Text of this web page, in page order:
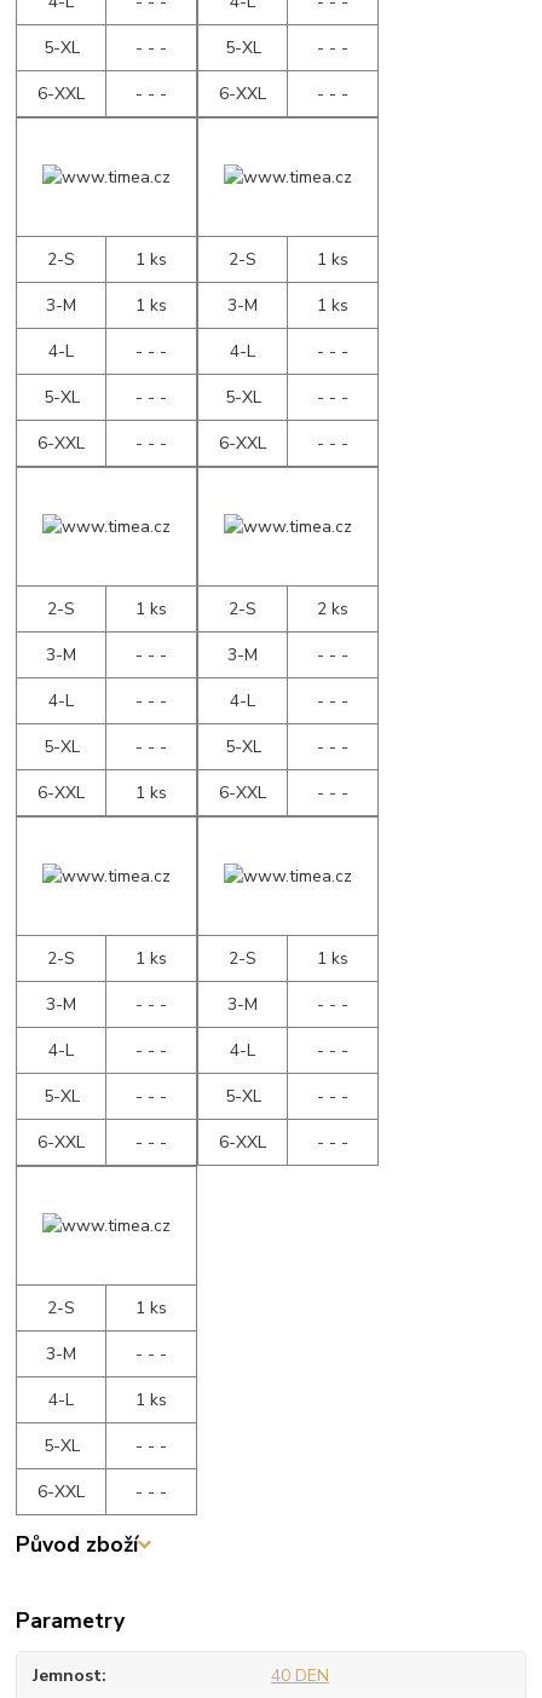
5-XL
- - -
6-XXL
- - -
5-XL
- - -
6-XXL
- - -
2-S
1 ks
3-M
1 ks
4-L
- - -
5-XL
- - -
6-XXL
- - -
2-S
1 ks
3-M
1 ks
4-L
- - -
5-XL
- - -
6-XXL
- - -
2-S
1 ks
3-M
- - -
4-L
- - -
5-XL
- - -
6-XXL
1 ks
2-S
2 ks
3-M
- - -
4-L
- - -
5-XL
- - -
6-XXL
- - -
2-S
1 ks
3-M
- - -
4-L
- - -
5-XL
- - -
6-XXL
- - -
2-S
1 ks
3-M
- - -
4-L
- - -
5-XL
- - -
6-XXL
- - -
2-S
1 ks
3-M
- - -
4-L
1 ks
5-XL
- - -
6-XXL
- - -
Původ zboží
Parametry
Jemnost 40 DEN